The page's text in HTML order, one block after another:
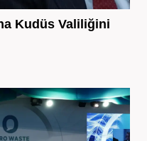
Kudüs Valiliğini